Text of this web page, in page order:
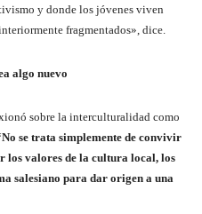
y donde los jóvenes viven
fragmentados», dice.
algo nuevo
sobre la interculturalidad como
se trata simplemente de convivir
los valores de la cultura local, los
salesiano para dar origen a una